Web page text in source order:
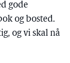
gode
og bosted.
og vi skal nå